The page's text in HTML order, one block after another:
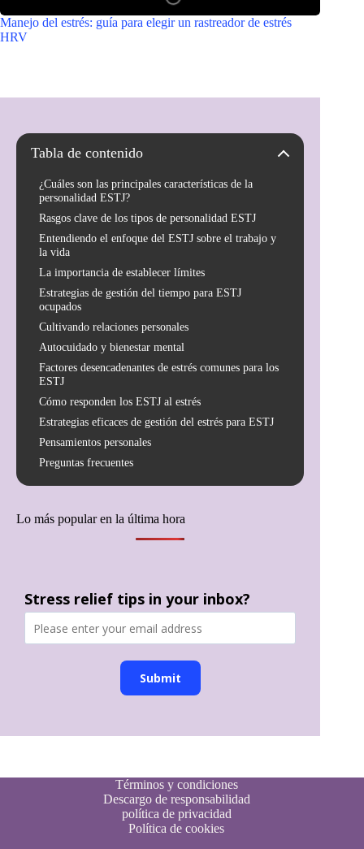
Manejo del estrés: guía para elegir un rastreador de estrés
HRV
Tabla de contenido
¿Cuáles son las principales características de la
personalidad ESTJ?
Rasgos clave de los tipos de personalidad ESTJ
Entendiendo el enfoque del ESTJ sobre el trabajo y
la vida
La importancia de establecer límites
Estrategias de gestión del tiempo para ESTJ
ocupados
Cultivando relaciones personales
Autocuidado y bienestar mental
Factores desencadenantes de estrés comunes para los
ESTJ
Cómo responden los ESTJ al estrés
Estrategias eficaces de gestión del estrés para ESTJ
Pensamientos personales
Preguntas frecuentes
Lo más popular en la última hora
Stress relief tips in your inbox?
Submit
Términos y condiciones
Descargo de responsabilidad
política de privacidad
Política de cookies